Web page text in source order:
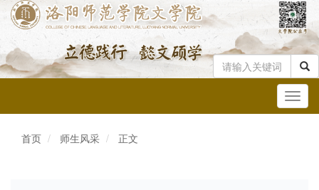
首页
师生风采 正文